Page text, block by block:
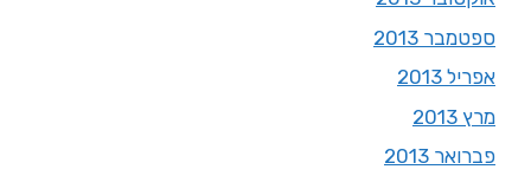
ספטמבר 2013
אפריל 2013
מרץ 2013
פברואר 2013